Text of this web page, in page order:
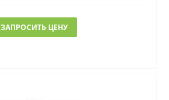
ЗАПРОСИТЬ ЦЕНУ